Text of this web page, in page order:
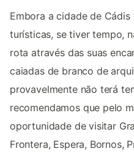
Embora a cidade de
turísticas, se tiver tempo,
rota através das suas
caiadas de branco de
provavelmente não terá
recomendamos que pelo
oportunidade de visitar
Frontera, Espera, Bornos,